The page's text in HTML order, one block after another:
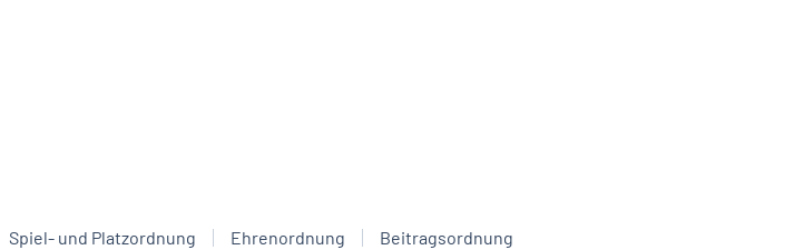
Spiel- und Platzordnung Ehrenordnung Beitragsordnung